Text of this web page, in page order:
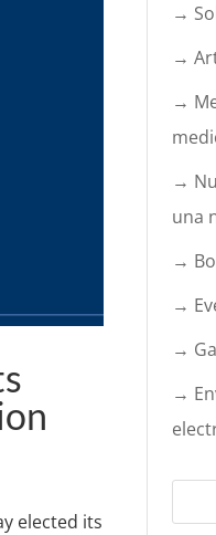
elected its
→
→
→
→
una
→
→
→
→